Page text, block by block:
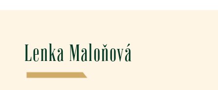
Lenka Maloňová